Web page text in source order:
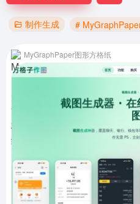
制作生成 #
MyGraphPaper图形方格纸